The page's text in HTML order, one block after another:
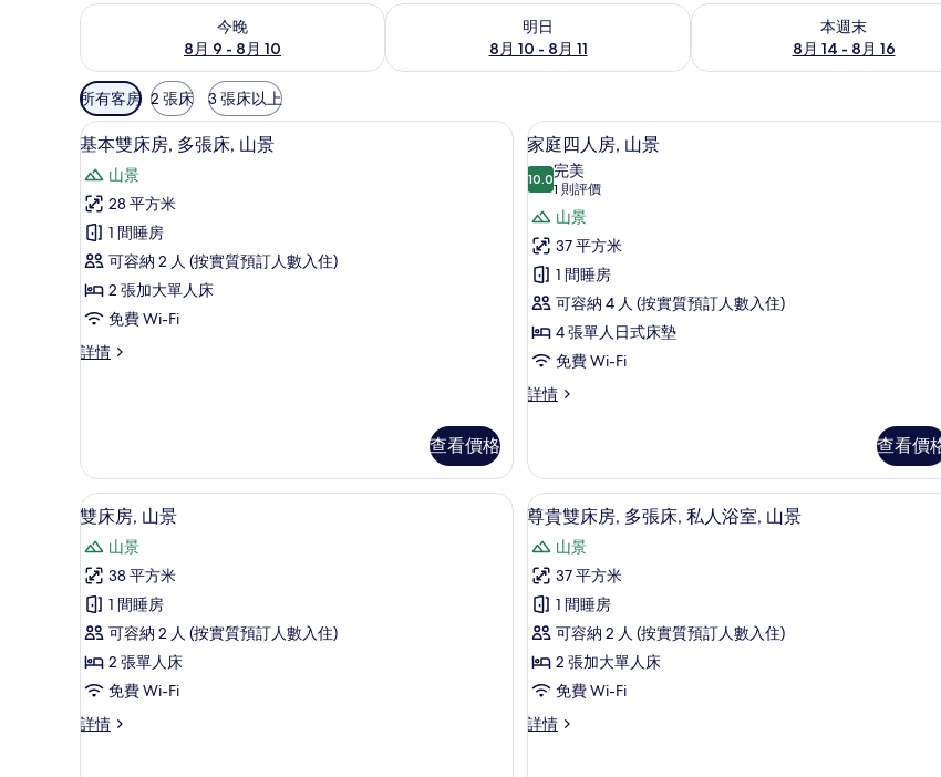
今晚
8月 9 - 8月 10
查看今晚 8月 9 - 8月 10的可訂空房
明日
8月 10 - 8月 11
查看明日 8月 10 - 8月 11的可訂空房
本週末
8月 14 - 8月 16
查看本週末 8月 14 - 8月 16的可
可
用
嘅
客
房
篩
選
條
件
所有客房 2 張床 3 張床以上
載
入
所
有
基
本
雙
房,
山
景
的
相
片
高級寢具、房內夾萬、書桌、隔音
8
基本雙床房, 多張床, 山景
山景
28 平方米
1 間睡房
可容納 2 人 (按實質預訂人數入住)
2 張加大單人床
免費 Wi-Fi
詳情
基
張
床,
山
景
詳
情
查看價格
載
入
所
有
家
庭
四
人
房,
山
相
片
家庭四人房, 山景 | 高級寢具、
20
家庭四人房, 山景
10.010.0 分，滿分 10 分
完美
1 則評價
(1
則
評
價)
山景
37 平方米
1 間睡房
可容納 4 人 (按實質預訂人數入住)
4 張單人日式床墊
免費 Wi-Fi
詳情
家
房,
山
景
詳
情
查看價
載
入
所
有
雙
床
房,
景
高級寢具、房內夾萬、書桌、隔音
13
雙床房, 山景
山景
38 平方米
1 間睡房
可容納 2 人 (按實質預訂人數入住)
2 張單人床
免費 Wi-Fi
詳情
雙
載
入
所
有
尊
貴
雙
房,
尊貴雙床房, 多張床, 私人浴室
14
尊貴雙床房, 多張床, 私人浴室, 山景
山景
37 平方米
1 間睡房
可容納 2 人 (按實質預訂人數入住)
2 張加大單人床
免費 Wi-Fi
詳情
尊